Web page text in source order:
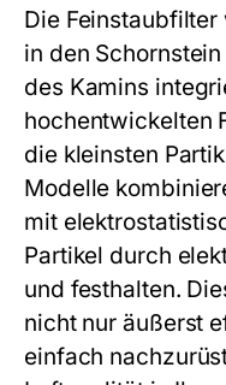
Die
in den
des Kamins
hochentwickelten
die kleinsten
Modelle
mit
Partikel durch
und festhalten.
nicht nur äußerst
einfach